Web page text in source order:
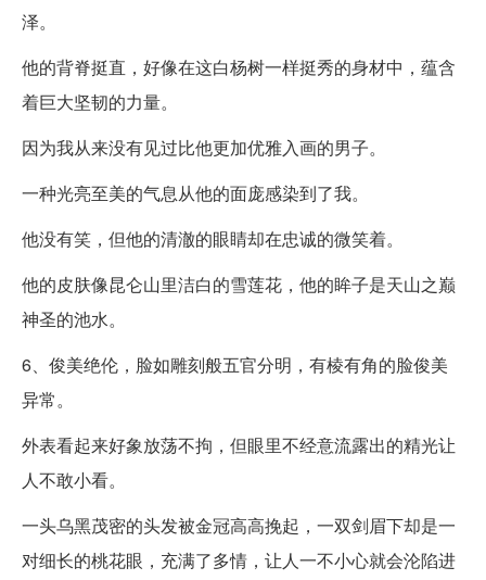
泽。
他的背脊挺直，好像在这白杨树一样挺秀的身材中，蕴含
着巨大坚韧的力量。
因为我从来没有见过比他更加优雅入画的男子。
一种光亮至美的气息从他的面庞感染到了我。
他没有笑，但他的清澈的眼睛却在忠诚的微笑着。
他的皮肤像昆仑山里洁白的雪莲花，他的眸子是天山之巅
神圣的池水。
6、俊美绝伦，脸如雕刻般五官分明，有棱有角的脸俊美
异常。
外表看起来好象放荡不拘，但眼里不经意流露出的精光让
人不敢小看。
一头乌黑茂密的头发被金冠高高挽起，一双剑眉下却是一
对细长的桃花眼，充满了多情，让人一不小心就会沦陷进